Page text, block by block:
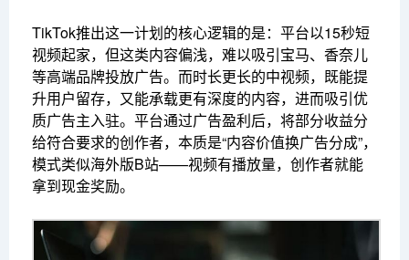
TikTok推出这一计划的核心逻辑的是：平台以15秒短
视频起家，但这类内容偏浅，难以吸引宝马、香奈儿
等高端品牌投放广告。而时长更长的中视频，既能提
升用户留存，又能承载更有深度的内容，进而吸引优
质广告主入驻。平台通过广告盈利后，将部分收益分
给符合要求的创作者，本质是“内容价值换广告分成”，
模式类似海外版B站——视频有播放量，创作者就能
拿到现金奖励。